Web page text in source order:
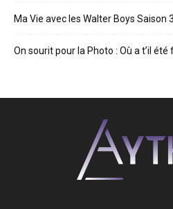
Ma Vie avec les Walter Boys Saison
On sourit pour la Photo : Où a t’il